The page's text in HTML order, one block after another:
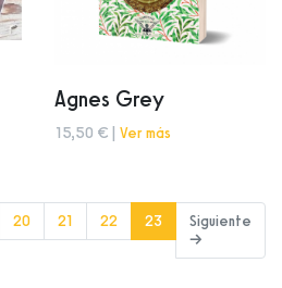
Agnes Grey
15,50 € | Ver más
20 21 22 23(current)
Siguiente
→